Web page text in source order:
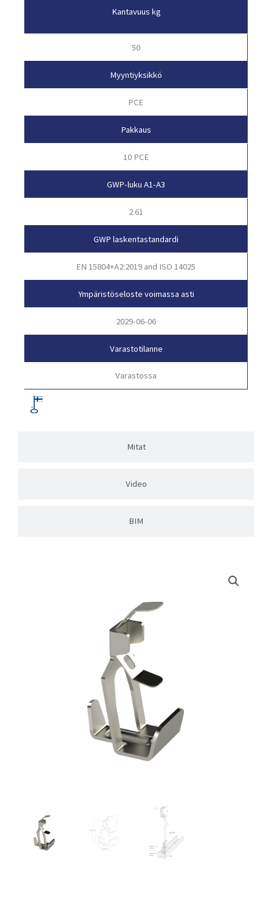
Mitat
Video
BIM
Kantavuus kg
50
Myyntiyksikkö
PCE
Pakkaus
10 PCE
GWP-luku A1-A3
2.61
GWP laskentastandardi
EN 15804+A2:2019 and ISO 14025
Ympäristöseloste voimassa asti
2029-06-06
Varastotilanne
Varastossa